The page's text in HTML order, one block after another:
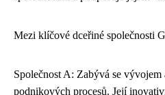
Mezi klíčové dceřiné společnosti
Společnost A: Zabývá se
podnikových procesů. Její